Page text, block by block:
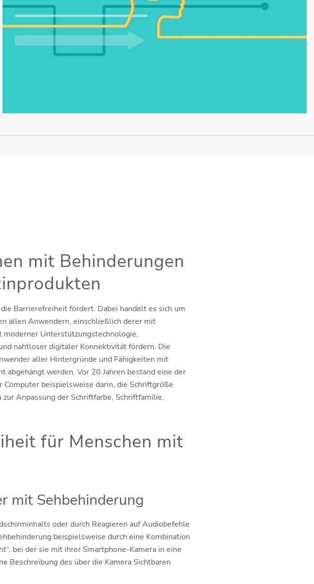
mit Behinderungen
Barrierefreiheit fördert. Dabei handelt es sich um
allen Anwendern, einschließlich derer mit
moderner Unterstützungstechnologie,
nahtloser digitaler Konnektivität fördern. Die
aller Hintergründe und Fähigkeiten mit
abgehängt werden. Vor 20 Jahren bestand eine der
beispielsweise darin, die Schriftgröße
Anpassung der Schriftfarbe, Schriftfamilie,
für Menschen mit
mit Sehbehinderung
oder durch Reagieren auf Audiobefehle
beispielsweise durch eine Kombination
bei der sie mit ihrer Smartphone-Kamera in eine
Beschreibung des über die Kamera Sichtbaren